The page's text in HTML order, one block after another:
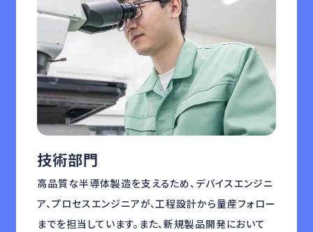
技術部門
高品質な半導体製造を支えるため、デバイスエンジニ
ア、プロセスエンジニアが、工程設計から量産フォロー
までを担当しています。また、新規製品開発において